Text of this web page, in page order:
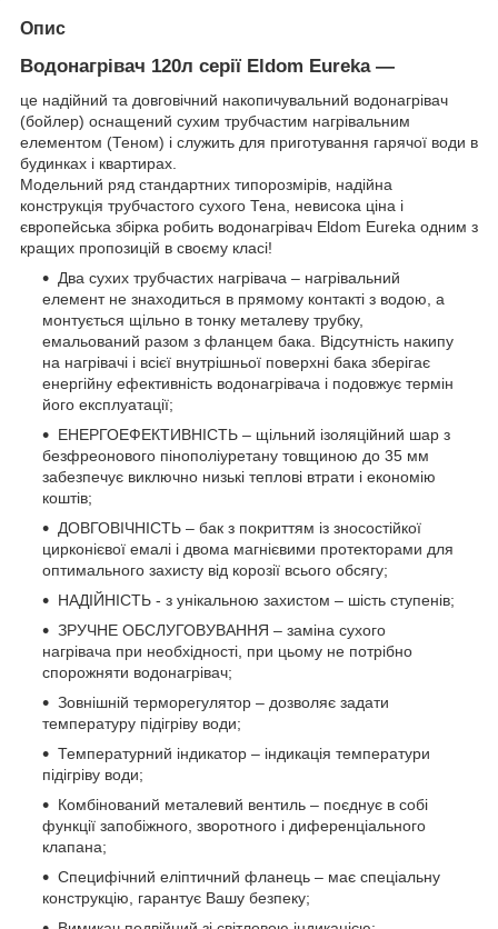
Опис
Водонагрівач 120л серії Eldom Eureka —
це надійний та довговічний накопичувальний водонагрівач
(бойлер) оснащений сухим трубчастим нагрівальним
елементом (Теном) і служить для приготування гарячої води в
будинках і квартирах.
Модельний ряд стандартних типорозмірів, надійна
конструкція трубчастого сухого Тена, невисока ціна і
європейська збірка робить водонагрівач Eldom Eureka одним з
кращих пропозицій в своєму класі!
Два сухих трубчастих нагрівача – нагрівальний
елемент не знаходиться в прямому контакті з водою, а
монтується щільно в тонку металеву трубку,
емальований разом з фланцем бака. Відсутність накипу
на нагрівачі і всієї внутрішньої поверхні бака зберігає
енергійну ефективність водонагрівача і подовжує термін
його експлуатації;
ЕНЕРГОЕФЕКТИВНІСТЬ – щільний ізоляційний шар з
безфреонового пінополіуретану товщиною до 35 мм
забезпечує виключно низькі теплові втрати і економію
коштів;
ДОВГОВІЧНІСТЬ – бак з покриттям із зносостійкої
цирконієвої емалі і двома магнієвими протекторами для
оптимального захисту від корозії всього обсягу;
НАДІЙНІСТЬ - з унікальною захистом – шість ступенів;
ЗРУЧНЕ ОБСЛУГОВУВАННЯ – заміна сухого
нагрівача при необхідності, при цьому не потрібно
спорожняти водонагрівач;
Зовнішній терморегулятор – дозволяє задати
температуру підігріву води;
Температурний індикатор – індикація температури
підігріву води;
Комбінований металевий вентиль – поєднує в собі
функції запобіжного, зворотного і диференціального
клапана;
Специфічний еліптичний фланець – має спеціальну
конструкцію, гарантує Вашу безпеку;